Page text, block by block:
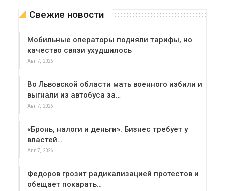
Свежие новости
Мобильные операторы подняли тарифы, но
качество связи ухудшилось
Авг 7, 2026
Во Львовской области мать военного избили и
выгнали из автобуса за…
Авг 7, 2026
«Бронь, налоги и деньги». Бизнес требует у
властей…
Авг 7, 2026
Федоров грозит радикализацией протестов и
обещает покарать…